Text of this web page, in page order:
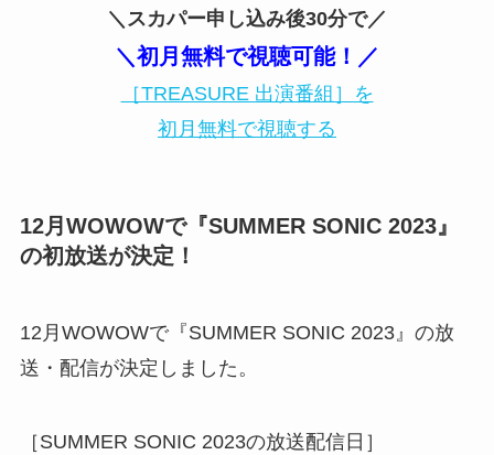
＼スカパー申し込み後30分で／
＼初月無料で視聴可能！／
［TREASURE 出演番組］を
初月無料で視聴する
12月WOWOWで『SUMMER SONIC 2023』
の初放送が決定！
12月WOWOWで『SUMMER SONIC 2023』の放
送・配信が決定しました。
［SUMMER SONIC 2023の放送配信日］